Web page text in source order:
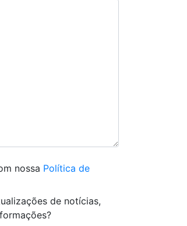
nossa Política de
de notícias,